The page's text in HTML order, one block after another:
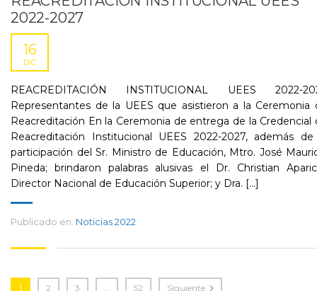
2022-2027
16
DIC
REACREDITACIÓN INSTITUCIONAL UEES 2022-
Representantes de la UEES que asistieron a la Ceremonia
Reacreditación En la Ceremonia de entrega de la Credencial
Reacreditación Institucional UEES 2022-2027, además
participación del Sr. Ministro de Educación, Mtro. José
Pineda; brindaron palabras alusivas el Dr. Christian
Director Nacional de Educación Superior; y Dra. [...]
Publicado en: Noticias 2022
1 2 3 … 52 Siguiente